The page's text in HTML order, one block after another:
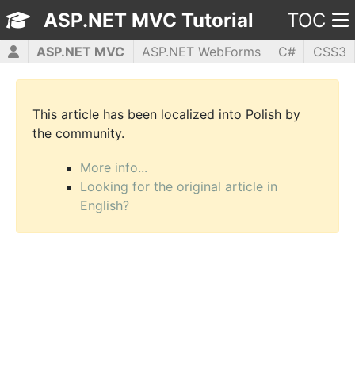
ASP.NET MVC Tutorial TOC
ASP.NET MVC ASP.NET WebForms C#
CSS3
HTML5
JavaScript jQuery PHP5 WPF
This article has been localized into Polish by
the community.
More info...
Looking for the original article in
English?